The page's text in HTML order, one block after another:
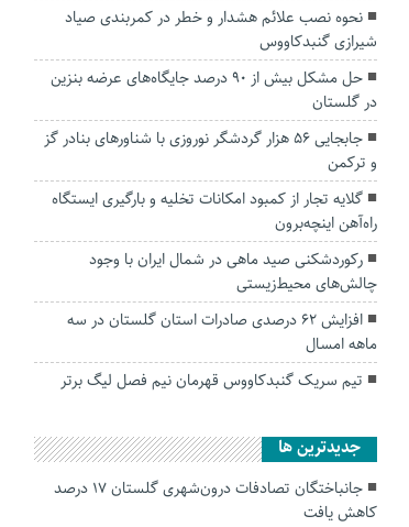
نحوه نصب علائم هشدار و خطر در کمربندی صیاد
شیرازی گنبدکاووس
حل مشکل بیش از ۹۰ درصد جایگاه‌های عرضه بنزین
در گلستان
جابجایی ۵۶ هزار گردشگر نوروزی با شناور‌های بنادر گز
و ترکمن
گلایه تجار از کمبود امکانات تخلیه و بارگیری ایستگاه
راه‌آهن اینچه‌برون
رکوردشکنی صید ماهی در شمال ایران با وجود
چالش‌های محیط‌زیستی
افزایش ۶۲ درصدی صادرات استان گلستان در سه
ماهه امسال
تیم سریک گنبدکاووس قهرمان نیم فصل لیگ برتر
جديدترين ها
جانباختگان تصادفات درون‌شهری گلستان ۱۷ درصد
کاهش یافت